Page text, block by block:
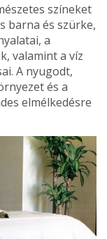
színeket
barna és szürke,
a
valamint a víz
A nyugodt,
és a
elmélkedésre